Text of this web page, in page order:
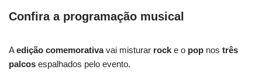
Confira a programação musical
Aedição comemorativavai misturar rock e o pop nos três
palcos espalhados pelo evento.